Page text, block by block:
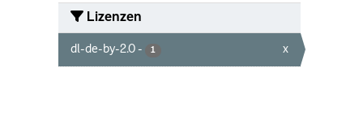
Lizenzen
dl-de-by-2.0 - 1 x